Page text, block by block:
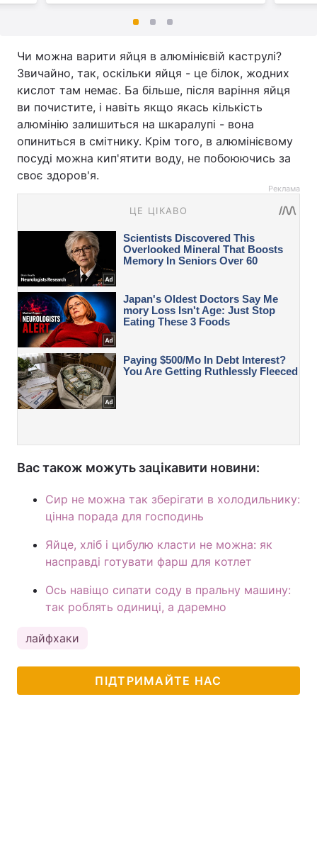
Чи можна варити яйця в алюмінієвій каструлі?
Звичайно, так, оскільки яйця - це білок, жодних
кислот там немає. Ба більше, після варіння яйця
ви почистите, і навіть якщо якась кількість
алюмінію залишиться на шкаралупі - вона
опиниться в смітнику. Крім того, в алюмінієвому
посуді можна кип'ятити воду, не побоюючись за
своє здоров'я.
Реклама
Вас також можуть зацікавити новини:
Сир не можна так зберігати в холодильнику:
цінна порада для господинь
Яйце, хліб і цибулю класти не можна: як
насправді готувати фарш для котлет
Ось навіщо сипати соду в пральну машину:
так роблять одиниці, а даремно
лайфхаки
ПІДТРИМАЙТЕ НАС